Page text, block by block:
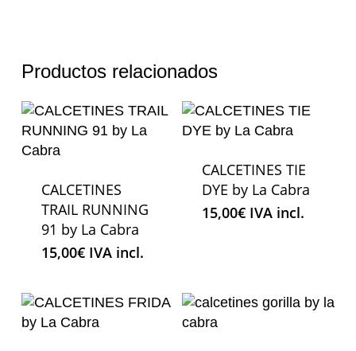
Productos relacionados
CALCETINES
TRAIL RUNNING
91 by La Cabra
15,00€ IVA incl.
CALCETINES TIE
DYE by La Cabra
15,00€ IVA incl.